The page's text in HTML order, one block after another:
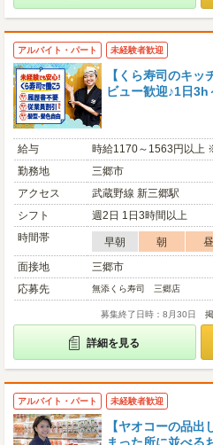
アルバイト・パート 未経験者歓迎
【くら寿司のキ
ビュー歓迎♪1日3h
給与
時給1170～1563円以上
勤務地
三郷市
アクセス
武蔵野線 新三郷駅
シフト
週2日 1日3時間以上
時間帯
早朝 朝 昼
面接地
三郷市
応募先
無添くら寿司 三郷店
募集終了日時：8月30日
詳細を見る
アルバイト・パート 未経験者歓迎
【ヤオコーの品